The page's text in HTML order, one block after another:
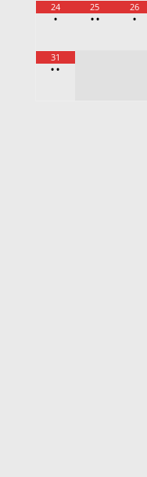
24
•
25
• •
26
•
31
••